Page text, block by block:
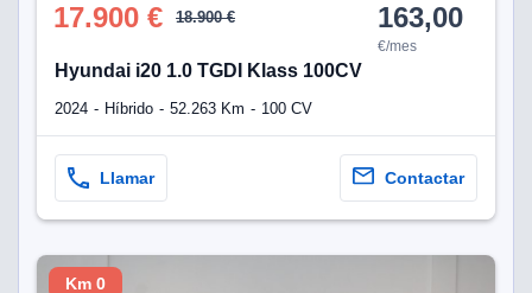
17.900 € 18.900 € 163,00
€/mes
Hyundai i20 1.0 TGDI Klass 100CV
2024 Híbrido 52.263 Km 100 CV
Llamar Contactar
Km 0